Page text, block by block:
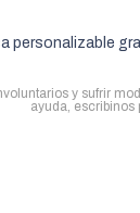
y sufrir
ayuda, escribinos